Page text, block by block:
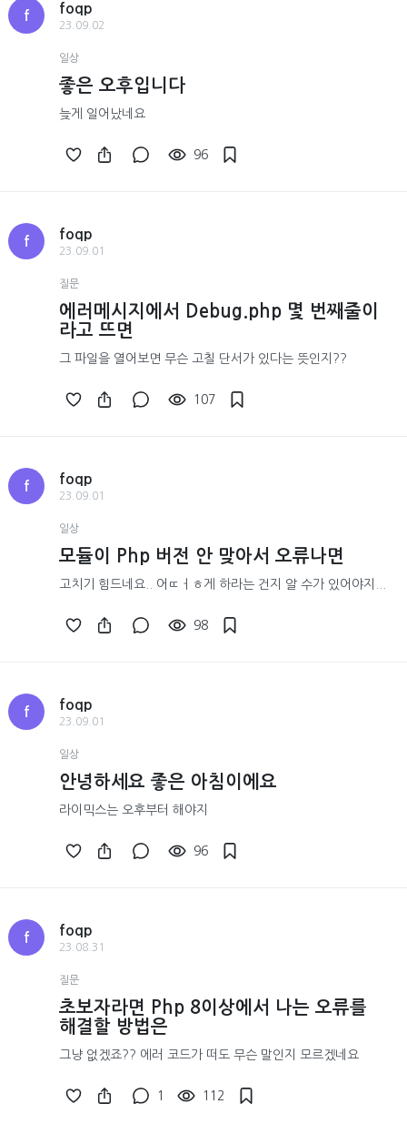
f
foqp
23.09.02
일상
좋은 오후입니다
늦게 일어났네요
96
f
foqp
23.09.01
질문
에러메시지에서 Debug.php 몇 번째줄이
라고 뜨면
그 파일을 열어보면 무슨 고칠 단서가 있다는 뜻인지??
107
f
foqp
23.09.01
일상
모듈이 Php 버전 안 맞아서 오류나면
고치기 힘드네요.. 어ㄸㅓㅎ게 하라는 건지 알 수가 있어야지...
98
f
foqp
23.09.01
일상
안녕하세요 좋은 아침이에요
라이믹스는 오후부터 해야지
96
f
foqp
23.08.31
질문
초보자라면 Php 8이상에서 나는 오류를
해결할 방법은
그냥 없겠죠?? 에러 코드가 떠도 무슨 말인지 모르겠네요
1 112